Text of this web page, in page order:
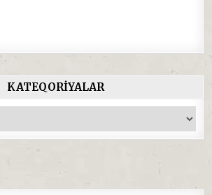
KATEQORIYALAR